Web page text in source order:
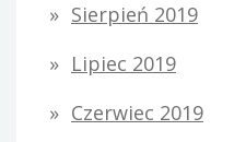
Sierpień 2019
Lipiec 2019
Czerwiec 2019